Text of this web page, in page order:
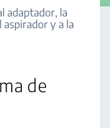
adaptador, la
aspirador y a la
de